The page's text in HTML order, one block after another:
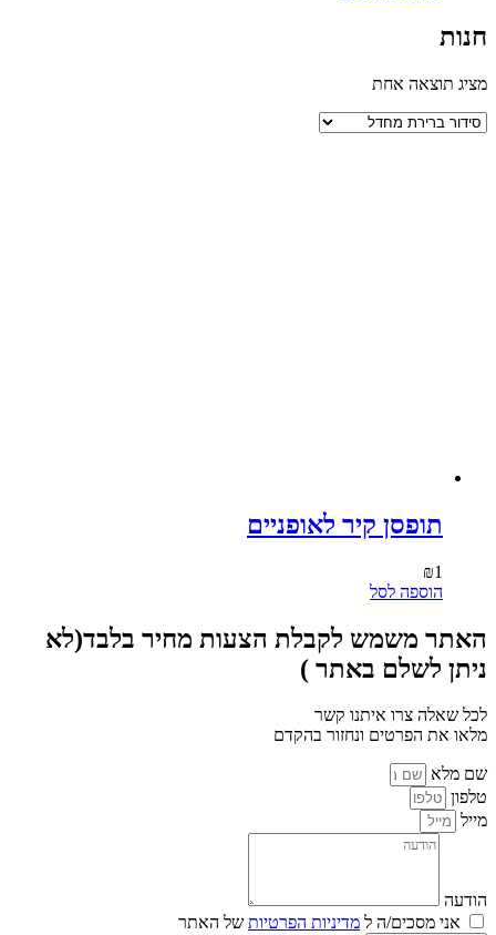
חנות
מציג תוצאה אחת
תופסן קיר לאופניים
₪1
הוספה לסל
האתר משמש לקבלת הצעות מחיר בלבד(לא
ניתן לשלם באתר )
לכל שאלה צרו איתנו קשר
מלאו את הפרטים ונחזור בהקדם
שם מלא
טלפון
מייל
הודעה
אני מסכים/ה ל מדיניות הפרטיות של האתר